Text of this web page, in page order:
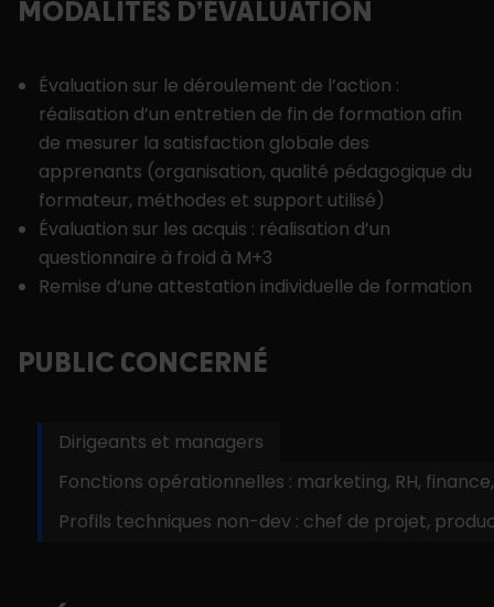
MODALITÉS D’ÉVALUATION
Évaluation sur le déroulement de l’action :
réalisation d’un entretien de fin de formation afin
de mesurer la satisfaction globale des
apprenants (organisation, qualité pédagogique du
formateur, méthodes et support utilisé)
Évaluation sur les acquis : réalisation d’un
questionnaire à froid à M+3
Remise d’une attestation individuelle de formation
PUBLIC CONCERNÉ
Dirigeants et managers
Fonctions opérationnelles : marketing, RH,
Profils techniques non-dev : chef de projet,